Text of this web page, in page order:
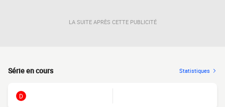
LA SUITE APRÈS CETTE PUBLICITÉ
Série en cours Statistiques
D